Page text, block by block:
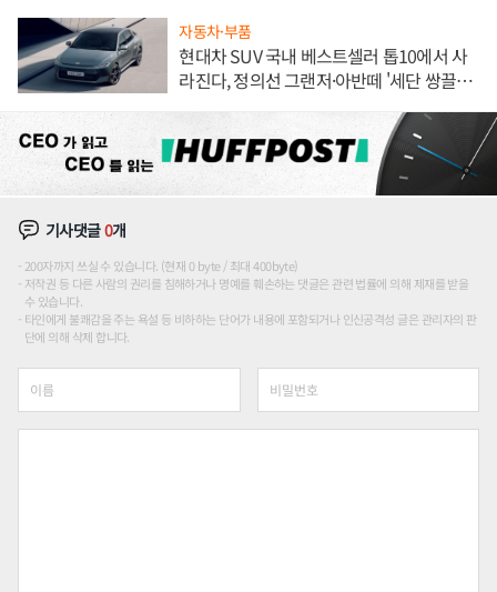
자동차·부품
현대차 SUV 국내 베스트셀러 톱10에서 사
라진다, 정의선 그랜저·아반떼 '세단 쌍끌
기사댓글0개
200자까지 쓰실 수 있습니다. (현재 0 byte / 최대 400byte)
저작권 등 다른 사람의 권리를 침해하거나 명예를 훼손하는 댓글은 관련 법률에 의해 제재를 받을
수 있습니다.
타인에게 불쾌감을 주는 욕설 등 비하하는 단어가 내용에 포함되거나 인신공격성 글은 관리자의 판
단에 의해 삭제 합니다.